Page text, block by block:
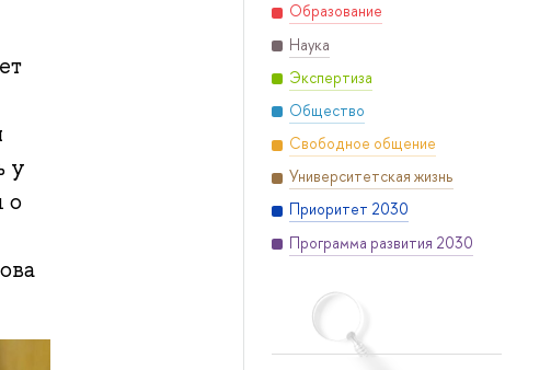
Образование
Наука
Экспертиза
Общество
Свободное общение
Университетская жизнь
Приоритет 2030
Программа развития 2030
у
о